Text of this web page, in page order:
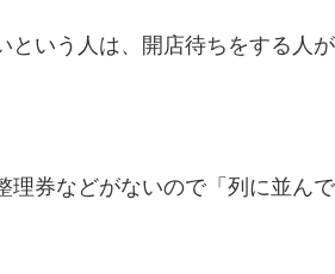
という人は、開店待ちをする人
理券などがないので「列に並ん